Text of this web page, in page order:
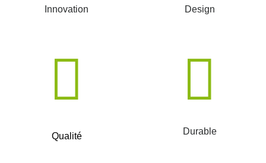
Innovation Design
Qualité Durable